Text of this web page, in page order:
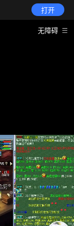
打开
无障碍